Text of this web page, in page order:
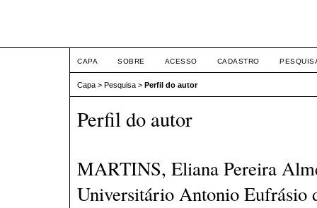
CAPA SOBRE ACESSO CADASTRO
Capa > Pesquisa > Perfil do autor
Perfil do autor
MARTINS, Eliana Pereira
Universitário Antonio Eufrásio